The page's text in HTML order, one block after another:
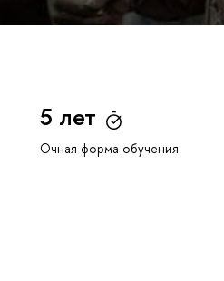
5 лет
Очная форма обучения